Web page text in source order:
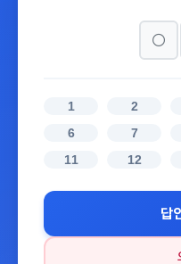
1 2
6
7
11
12
답